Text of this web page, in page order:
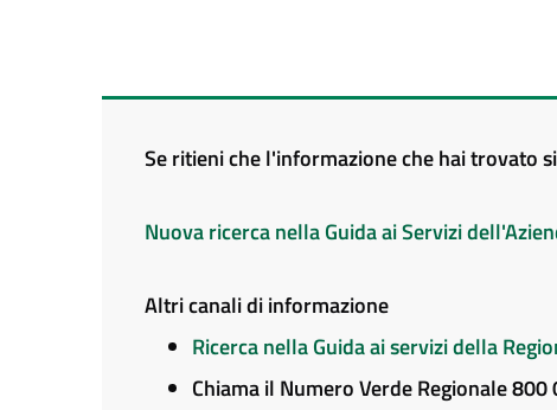
Se ritieni che l'informazione che hai trovato
Nuova ricerca nella Guida ai Servizi
Altri canali di informazione
Ricerca nella Guida ai servizi della
Chiama il Numero Verde Regionale 800